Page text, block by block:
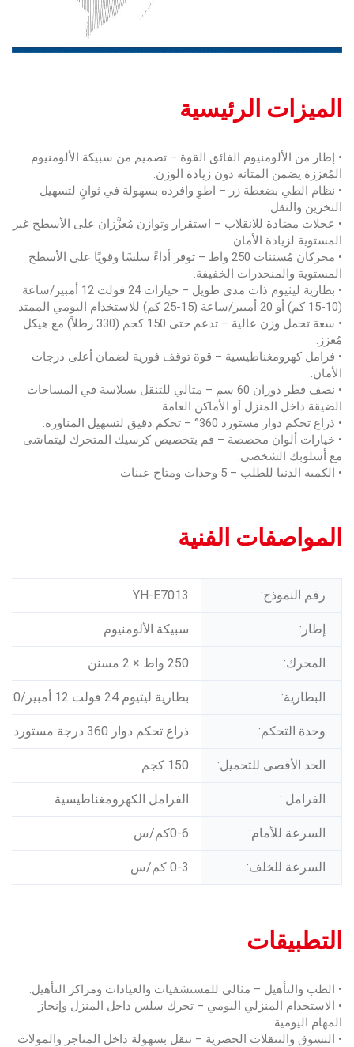
الميزات الرئيسية
• إطار من الألومنيوم الفائق القوة – تصميم من سبيكة الألومنيوم
المُعززة يضمن المتانة دون زيادة الوزن.
• نظام الطي بضغطة زر – اطوِ وافرده بسهولة في ثوانٍ لتسهيل
التخزين والنقل.
• عجلات مضادة للانقلاب – استقرار وتوازن مُعزَّزان على الأسطح غير
المستوية لزيادة الأمان.
• محركان مُسننات 250 واط – توفر أداءً سلسًا وقويًا على الأسطح
المستوية والمنحدرات الخفيفة.
• بطارية ليثيوم ذات مدى طويل – خيارات 24 فولت 12 أمبير/ساعة
(10-15 كم) أو 20 أمبير/ساعة (15-25 كم) للاستخدام اليومي الممتد.
• سعة تحمل وزن عالية – تدعم حتى 150 كجم (330 رطلاً) مع هيكل
مُعزز.
• فرامل كهرومغناطيسية – قوة توقف فورية لضمان أعلى درجات
الأمان.
• نصف قطر دوران 60 سم – مثالي للتنقل بسلاسة في المساحات
الضيقة داخل المنزل أو الأماكن العامة.
• ذراع تحكم دوار مستورد 360° – تحكم دقيق لتسهيل المناورة.
• خيارات ألوان مخصصة – قم بتخصيص كرسيك المتحرك ليتماشى
مع أسلوبك الشخصي.
• الكمية الدنيا للطلب – 5 وحدات ومتاح عينات
المواصفات الفنية
رقم النموذج: YH-E7013
إطار: سبيكة الألومنيوم
المحرك: 250 واط × 2 مسنن
البطارية: بطارية ليثيوم 24 فولت 12 أمبير/20 أمبير
وحدة التحكم: ذراع تحكم دوار 360 درجة مستورد
الحد الأقصى للتحميل: 150 كجم
الفرامل : الفرامل الكهرومغناطيسية
السرعة للأمام: 0-6كم/س
السرعة للخلف: 0-3 كم/س
التطبيقات
• الطب والتأهيل – مثالي للمستشفيات والعيادات ومراكز التأهيل.
• الاستخدام المنزلي اليومي – تحرك سلس داخل المنزل وإنجاز
المهام اليومية.
• التسوق والتنقلات الحضرية – تنقل بسهولة داخل المتاجر والمولات